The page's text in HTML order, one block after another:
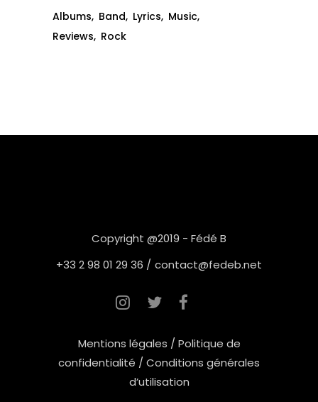
Albums Band Lyrics Music
Reviews Rock
Copyright @2019 - Fédé B
+33 2 98 01 29 36 / contact@fedeb.net
Mentions légales / Politique de
confidentialité / Conditions générales
d’utilisation